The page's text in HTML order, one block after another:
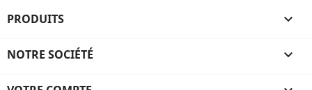
PRODUITS 
NOTRE SOCIÉTÉ 